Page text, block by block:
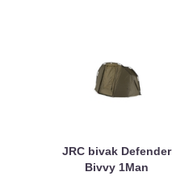
JRC bivak Defender
Bivvy 1Man